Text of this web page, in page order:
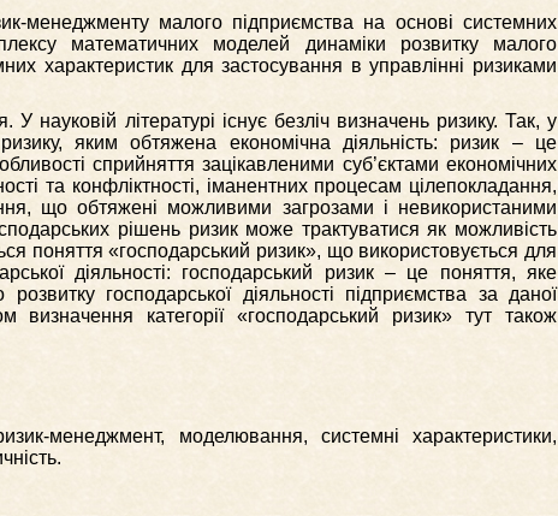
менеджменту малого підприємства на основі системних
математичних моделей динаміки розвитку малого
характеристик для застосування в управлінні ризиками
науковій літературі існує безліч визначень ризику. Так, у
яким обтяжена економічна діяльність: ризик – це
сприйняття зацікавленими суб’єктами економічних
та конфліктності, іманентних процесам цілепокладання,
що обтяжені можливими загрозами і невикористаними
рішень ризик може трактуватися як можливість
поняття «господарський ризик», що використовується для
діяльності: господарський ризик – це поняття, яке
господарської діяльності підприємства за даної
визначення категорії «господарський ризик» тут також
менеджмент, моделювання, системні характеристики,